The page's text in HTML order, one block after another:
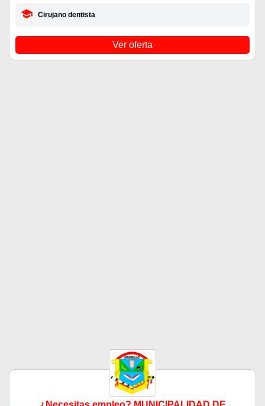
Cirujano dentista
Ver oferta